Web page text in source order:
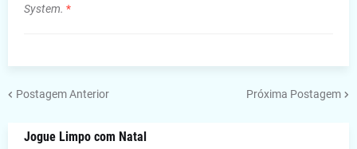
System. *
Postagem Anterior Próxima Postagem
Jogue Limpo com Natal